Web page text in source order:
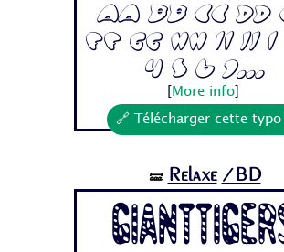
Aa Bb Cc Dd
Ff Gg Hh Ii Jj 1
4 5 6 7...
More info]
🔗 Télécharger cette typo
🝛 Relaxe /BD